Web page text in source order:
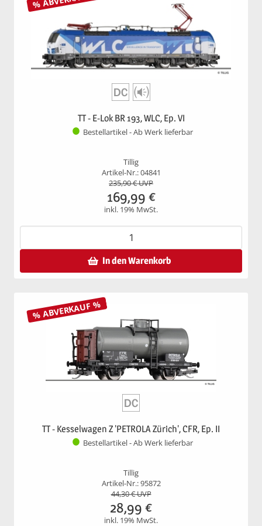
TT - E-Lok BR 193, WLC, Ep. VI
Bestellartikel - Ab Werk lieferbar
Tillig
Artikel-Nr.: 04841
235,90€ UVP
169,99 €
inkl. 19% MwSt.
In den Warenkorb
% ABVERKAUF %
TT - Kesselwagen Z 'PETROLA Zürich', CFR, Ep. II
Bestellartikel - Ab Werk lieferbar
Tillig
Artikel-Nr.: 95872
44,30€ UVP
28,99 €
inkl. 19% MwSt.